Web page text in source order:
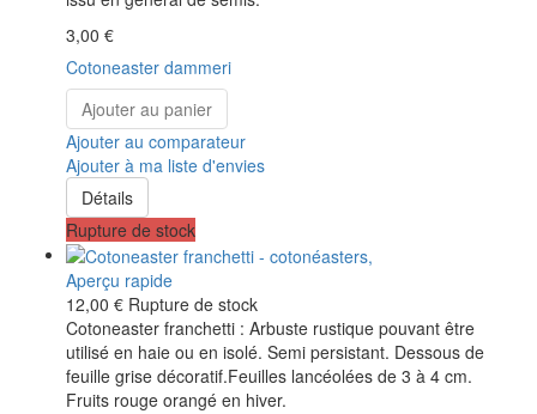
3,00 €
Cotoneaster dammeri
Ajouter au panier
Ajouter au comparateur
Ajouter à ma liste d'envies
Détails
Rupture de stock
Aperçu rapide
12,00 € Rupture de stock
Cotoneaster franchetti : Arbuste rustique pouvant être
utilisé en haie ou en isolé. Semi persistant. Dessous de
feuille grise décoratif.Feuilles lancéolées de 3 à 4 cm.
Fruits rouge orangé en hiver.